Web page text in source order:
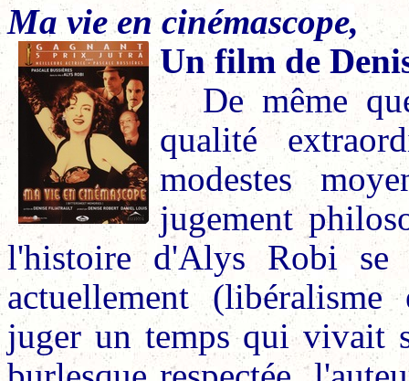
Ma vie en cinémascope,
Un film de
De même
qualité
modestes
jugement
l'histoire d'Alys Robi se
actuellement
juger un temps qui vivait